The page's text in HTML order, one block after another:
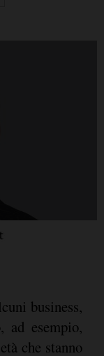
business,
ad esempio,
che stanno